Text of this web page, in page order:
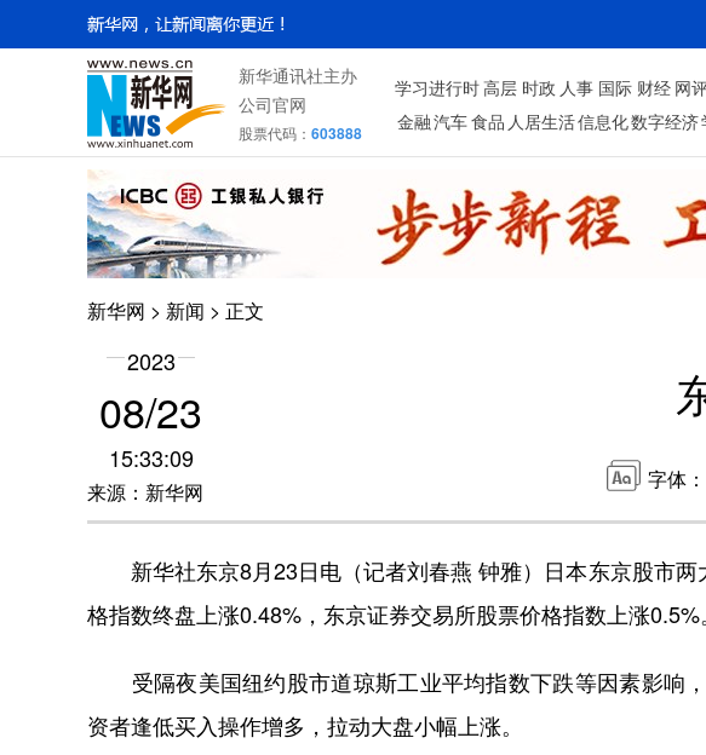
新华通讯社主办
公司官网
股票代码： 603888
学习进行时高层 时政 人事 国际 财经 网
金融汽车食品 人居生活信息化数字经济
新华网 > 新闻 > 正文
2023
08/23
15:33:09
来源：新华网 字体：
新华社东京8月23日电（记者刘春燕 钟雅）日本东京股市两
格指数终盘上涨0.48%，东京证券交易所股票价格指数上涨0.5%。
受隔夜美国纽约股市道琼斯工业平均指数下跌等因素影响
资者逢低买入操作增多，拉动大盘小幅上涨。